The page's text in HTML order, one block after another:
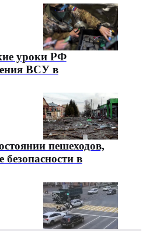
уроки РФ
ВСУ в
пешеходов,
безопасности в